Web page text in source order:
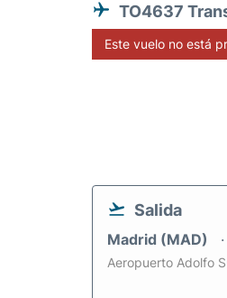
TO4637
Este vuelo no está
Salida
Madrid (MAD)
Aeropuerto Adolfo